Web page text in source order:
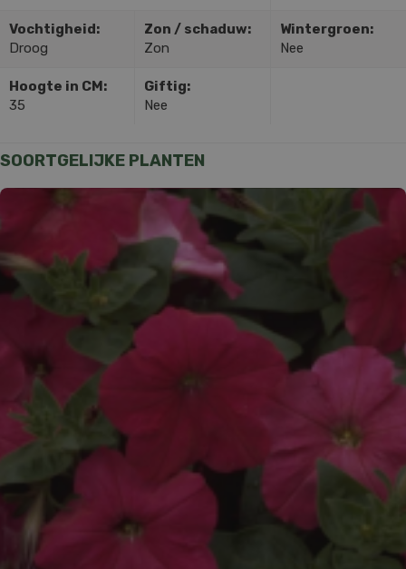
Vochtigheid:
Droog
Zon / schaduw:
Zon
Wintergroen:
Nee
Hoogte in CM:
35
Giftig:
Nee
SOORTGELIJKE PLANTEN